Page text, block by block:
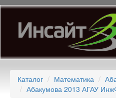
Перейти
основному
содержанию
Каталог Математика
Абакумова 2013 АГАУ